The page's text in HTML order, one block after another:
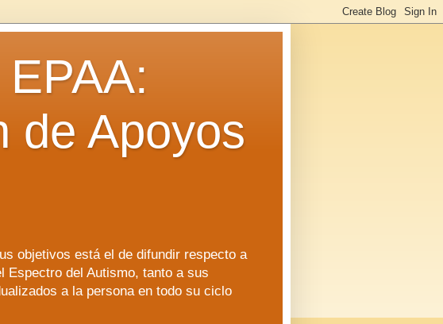
de Apoyos
objetivos está el de difundir respecto a
Espectro del Autismo, tanto a sus
a la persona en todo su ciclo